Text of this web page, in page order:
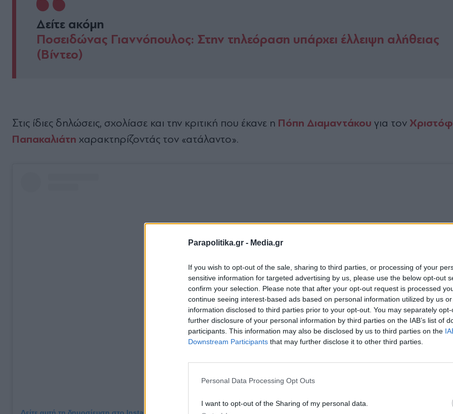
Parapolitika.gr - Media.gr
If you wish to opt-out of the sale, sharing to third parties, or processing of your
sensitive information for targeted advertising by us, please use the below opt-out
confirm your selection. Please note that after your opt-out request is processed
continue seeing interest-based ads based on personal information utilized by us
information disclosed to third parties prior to your opt-out. You may separately
further disclosure of your personal information by third parties on the IAB’s list of
participants. This information may also be disclosed by us to third parties on the
Downstream Participants that may further disclose it to other third parties.
Personal Data Processing Opt Outs
I want to opt-out of the Sharing of my personal data.
Δείτε ακόμη
Ποσειδώνας Γιαννόπουλος: Στην τηλεόραση υπάρχει έλλειψη αλήθειας
(Βίντεο)
Στις ίδιες δηλώσεις, σχολίασε και την κριτική που έκανε η Πόπη Διαμαντάκου για τον
Παπακαλιάτη χαρακτηρίζοντάς τον «ατάλαντο».
newsletter